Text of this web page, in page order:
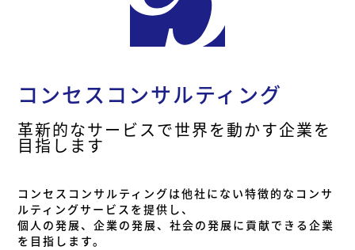
コンセスコンサルティング
革新的なサービスで世界を動かす企業を
目指します
コンセスコンサルティングは他社にない特徴的なコンサ
ルティングサービスを提供し、
個人の発展、企業の発展、社会の発展に貢献できる企業
を目指します。